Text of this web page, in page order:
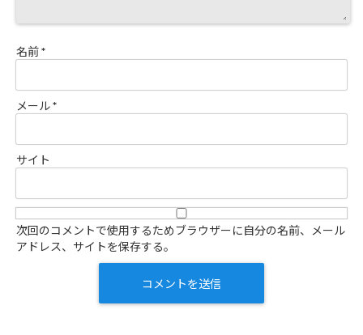
名前*
メール*
サイト
次回のコメントで使用するためブラウザーに自分の名前、メール
アドレス、サイトを保存する。